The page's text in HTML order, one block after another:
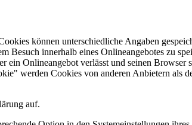
können unterschiedliche Angaben
Besuch innerhalb eines Onlineangebotes zu
Onlineangebot verlässt und seinen Browser
werden Cookies von anderen Anbietern als
auf.